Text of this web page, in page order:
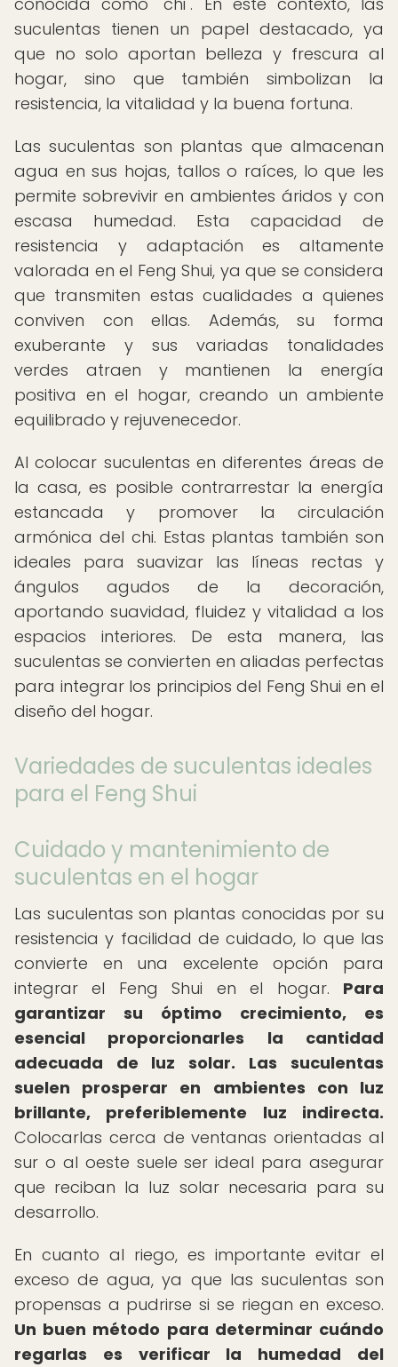
suculentas tienen un papel destacado, ya
que no solo aportan belleza y frescura al
hogar, sino que también simbolizan la
resistencia, la vitalidad y la buena fortuna.
Las suculentas son plantas que almacenan
agua en sus hojas, tallos o raíces, lo que les
permite sobrevivir en ambientes áridos y con
escasa humedad. Esta capacidad de
resistencia y adaptación es altamente
valorada en el Feng Shui, ya que se considera
que transmiten estas cualidades a quienes
conviven con ellas. Además, su forma
exuberante y sus variadas tonalidades
verdes atraen y mantienen la energía
positiva en el hogar, creando un ambiente
equilibrado y rejuvenecedor.
Al colocar suculentas en diferentes áreas de
la casa, es posible contrarrestar la energía
estancada y promover la circulación
armónica del chi. Estas plantas también son
ideales para suavizar las líneas rectas y
ángulos agudos de la decoración,
aportando suavidad, fluidez y vitalidad a los
espacios interiores. De esta manera, las
suculentas se convierten en aliadas perfectas
para integrar los principios del Feng Shui en el
diseño del hogar.
Variedades de suculentas ideales
para el Feng Shui
Cuidado y mantenimiento de
suculentas en el hogar
Las suculentas son plantas conocidas por su
resistencia y facilidad de cuidado, lo que las
convierte en una excelente opción para
integrar el Feng Shui en el hogar. Para
garantizar su óptimo crecimiento, es
esencial proporcionarles la cantidad
adecuada de luz solar.
Las suculentas
suelen prosperar en ambientes con luz
brillante, preferiblemente luz indirecta.
Colocarlas cerca de ventanas orientadas al
sur o al oeste suele ser ideal para asegurar
que reciban la luz solar necesaria para su
desarrollo.
En cuanto al riego, es importante evitar el
exceso de agua, ya que las suculentas son
propensas a pudrirse si se riegan en exceso.
Un buen método para determinar cuándo
regarlas es verificar la humedad del